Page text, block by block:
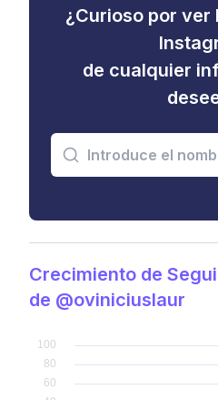
¿Curioso por ver
de cualquier
Crecimiento de
de @oviniciuslaur